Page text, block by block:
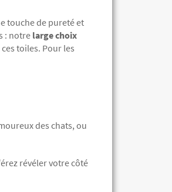
touche de pureté et
: notre large choix
toiles. Pour les
des chats, ou
révéler votre côté